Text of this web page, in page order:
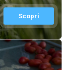
Scopri